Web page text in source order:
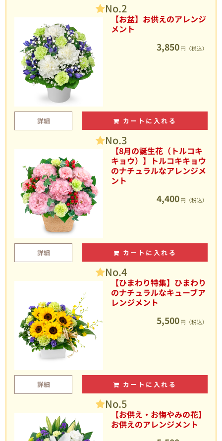
No.2
【お盆】お供えのアレンジ
メント
3,850 円（税込）
詳細 カートに入れる
No.3
【8月の誕生花（トルコキ
キョウ）】トルコキキョウ
のナチュラルなアレンジメ
ント
4,400 円（税込）
詳細 カートに入れる
No.4
【ひまわり特集】ひまわり
のナチュラルなキューブア
レンジメント
5,500 円（税込）
詳細 カートに入れる
No.5
【お供え・お悔やみの花】
お供えのアレンジメント